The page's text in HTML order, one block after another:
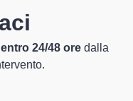
entro 24/48 ore dalla